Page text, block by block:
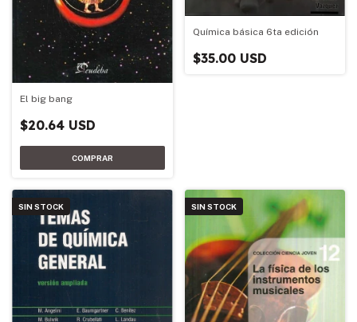
El big bang
$20.64 USD
Química básica 6ta edición
$35.00 USD
SIN STOCK SIN STOCK